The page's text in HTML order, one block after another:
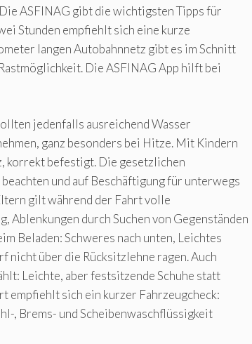
ASFINAG gibt die wichtigsten Tipps für
Stunden empfiehlt sich eine kurze
langen Autobahnnetz gibt es im Schnitt
Die ASFINAG App hilft bei
jedenfalls ausreichend Wasser
ganz besonders bei Hitze. Mit Kindern
korrekt befestigt. Die gesetzlichen
und auf Beschäftigung für unterwegs
gilt während der Fahrt volle
Ablenkungen durch Suchen von Gegenständen
Beladen: Schweres nach unten, Leichtes
nicht über die Rücksitzlehne ragen. Auch
Leichte, aber festsitzende Schuhe statt
empfiehlt sich ein kurzer Fahrzeugcheck:
, Brems- und Scheibenwaschflüssigkeit